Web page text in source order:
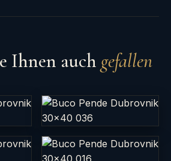
Ihnen auch gefallen